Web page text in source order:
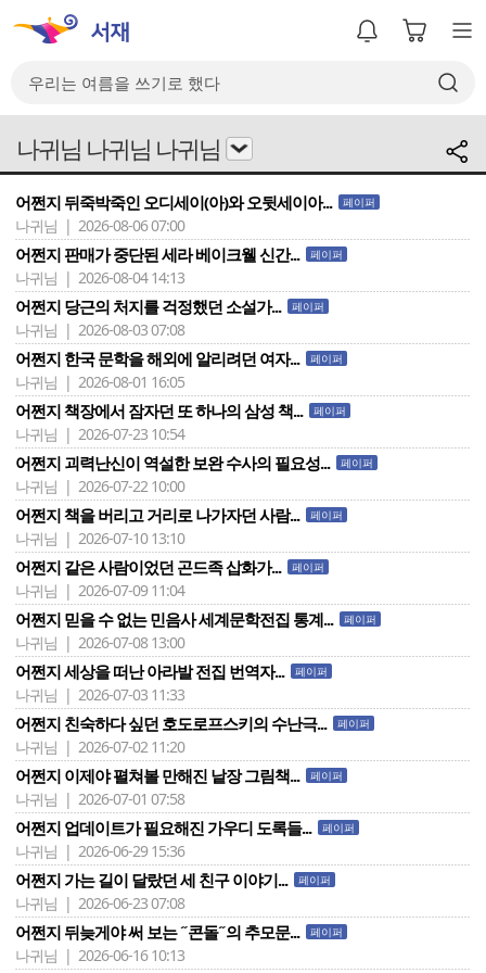
나귀님 나귀님 나귀님
어쩐지 뒤죽박죽인 오디세이(아)와 오뒷세이아... 페이퍼
나귀님 | 2026-08-06 07:00
어쩐지 판매가 중단된 세라 베이크웰 신간... 페이퍼
나귀님 | 2026-08-04 14:13
어쩐지 당근의 처지를 걱정했던 소설가... 페이퍼
나귀님 | 2026-08-03 07:08
어쩐지 한국 문학을 해외에 알리려던 여자... 페이퍼
나귀님 | 2026-08-01 16:05
어쩐지 책장에서 잠자던 또 하나의 삼성 책... 페이퍼
나귀님 | 2026-07-23 10:54
어쩐지 괴력난신이 역설한 보완 수사의 필요성... 페이퍼
나귀님 | 2026-07-22 10:00
어쩐지 책을 버리고 거리로 나가자던 사람... 페이퍼
나귀님 | 2026-07-10 13:10
어쩐지 같은 사람이었던 곤드족 삽화가... 페이퍼
나귀님 | 2026-07-09 11:04
어쩐지 믿을 수 없는 민음사 세계문학전집 통계... 페이퍼
나귀님 | 2026-07-08 13:00
어쩐지 세상을 떠난 아라발 전집 번역자... 페이퍼
나귀님 | 2026-07-03 11:33
어쩐지 친숙하다 싶던 호도로프스키의 수난극... 페이퍼
나귀님 | 2026-07-02 11:20
어쩐지 이제야 펼쳐볼 만해진 낱장 그림책... 페이퍼
나귀님 | 2026-07-01 07:58
어쩐지 업데이트가 필요해진 가우디 도록들... 페이퍼
나귀님 | 2026-06-29 15:36
어쩐지 가는 길이 달랐던 세 친구 이야기... 페이퍼
나귀님 | 2026-06-23 07:08
어쩐지 뒤늦게야 써 보는 ˝콘돌˝의 추모문... 페이퍼
나귀님 | 2026-06-16 10:13